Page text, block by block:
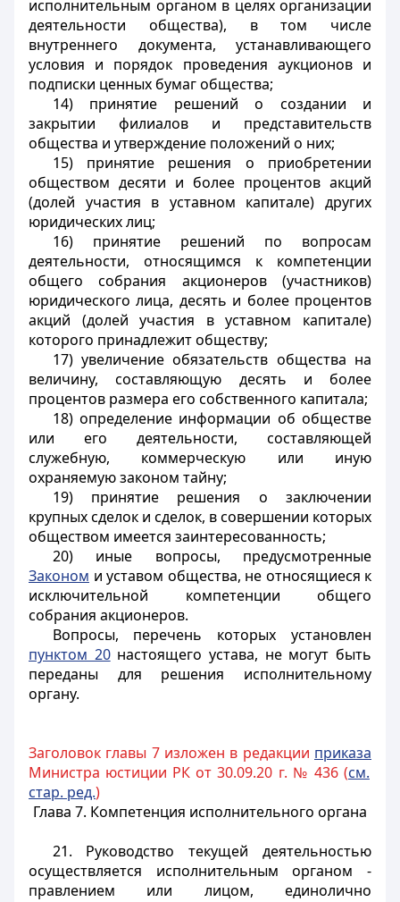
исполнительным органом в целях организации
деятельности общества), в том числе
внутреннего документа, устанавливающего
условия и порядок проведения аукционов и
подписки ценных бумаг общества;
14) принятие решений о создании и
закрытии филиалов и представительств
общества и утверждение положений о них;
15) принятие решения о приобретении
обществом десяти и более процентов акций
(долей участия в уставном капитале) других
юридических лиц;
16) принятие решений по вопросам
деятельности, относящимся к компетенции
общего собрания акционеров (участников)
юридического лица, десять и более процентов
акций (долей участия в уставном капитале)
которого принадлежит обществу;
17) увеличение обязательств общества на
величину, составляющую десять и более
процентов размера его собственного капитала;
18) определение информации об обществе
или его деятельности, составляющей
служебную, коммерческую или иную
охраняемую законом тайну;
19) принятие решения о заключении
крупных сделок и сделок, в совершении которых
обществом имеется заинтересованность;
20) иные вопросы, предусмотренные
Законом и уставом общества, не относящиеся к
исключительной компетенции общего
собрания акционеров.
Вопросы, перечень которых установлен
пунктом 20настоящего устава, не могут быть
переданы для решения исполнительному
органу.
Заголовок главы 7 изложен в редакции приказа
Министра юстиции РК от 30.09.20 г. № 436 (см.
стар. ред.)
Глава 7. Компетенция исполнительного органа
21. Руководство текущей деятельностью
осуществляется исполнительным органом -
правлением или лицом, единолично